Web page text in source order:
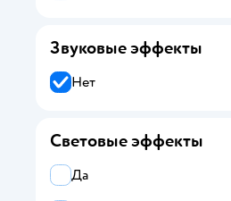
Звуковые эффекты
Нет
Световые эффекты
Да